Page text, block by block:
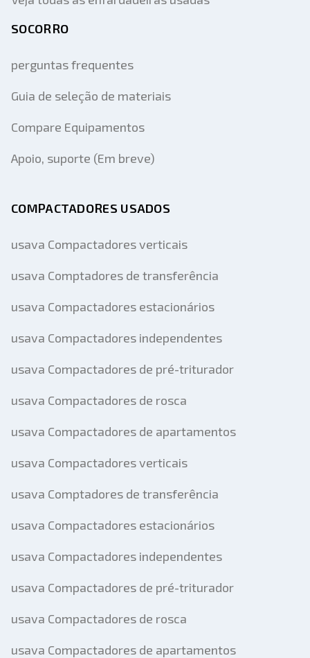
SOCORRO
perguntas frequentes
Guia de seleção de materiais
Compare Equipamentos
Apoio, suporte (Em breve)
COMPACTADORES USADOS
usava Compactadores verticais
usava Comptadores de transferência
usava Compactadores estacionários
usava Compactadores independentes
usava Compactadores de pré-triturador
usava Compactadores de rosca
usava Compactadores de apartamentos
usava Compactadores verticais
usava Comptadores de transferência
usava Compactadores estacionários
usava Compactadores independentes
usava Compactadores de pré-triturador
usava Compactadores de rosca
usava Compactadores de apartamentos